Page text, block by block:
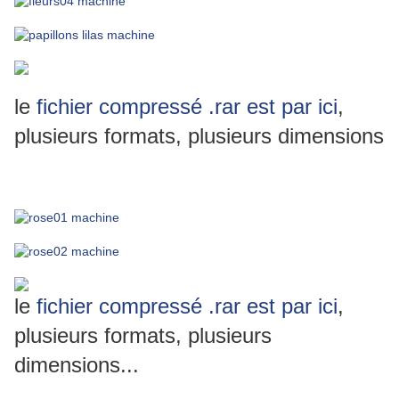
le fichier compressé .rar est par ici,
plusieurs formats, plusieurs dimensions
le fichier compressé .rar est par ici,
plusieurs formats, plusieurs
dimensions...